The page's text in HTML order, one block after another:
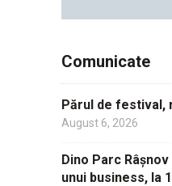
Comunicate
Părul de festival,
August 6, 2026
Dino Parc
unui business, la